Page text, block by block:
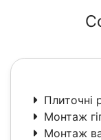
Плиточні
Монтаж
Монтаж